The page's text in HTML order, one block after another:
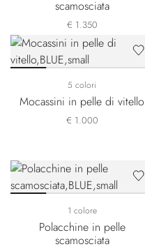
scamosciata
€ 1.350
5 colori
Mocassini in pelle di vitello
€ 1.000
1 colore
Polacchine in pelle
scamosciata